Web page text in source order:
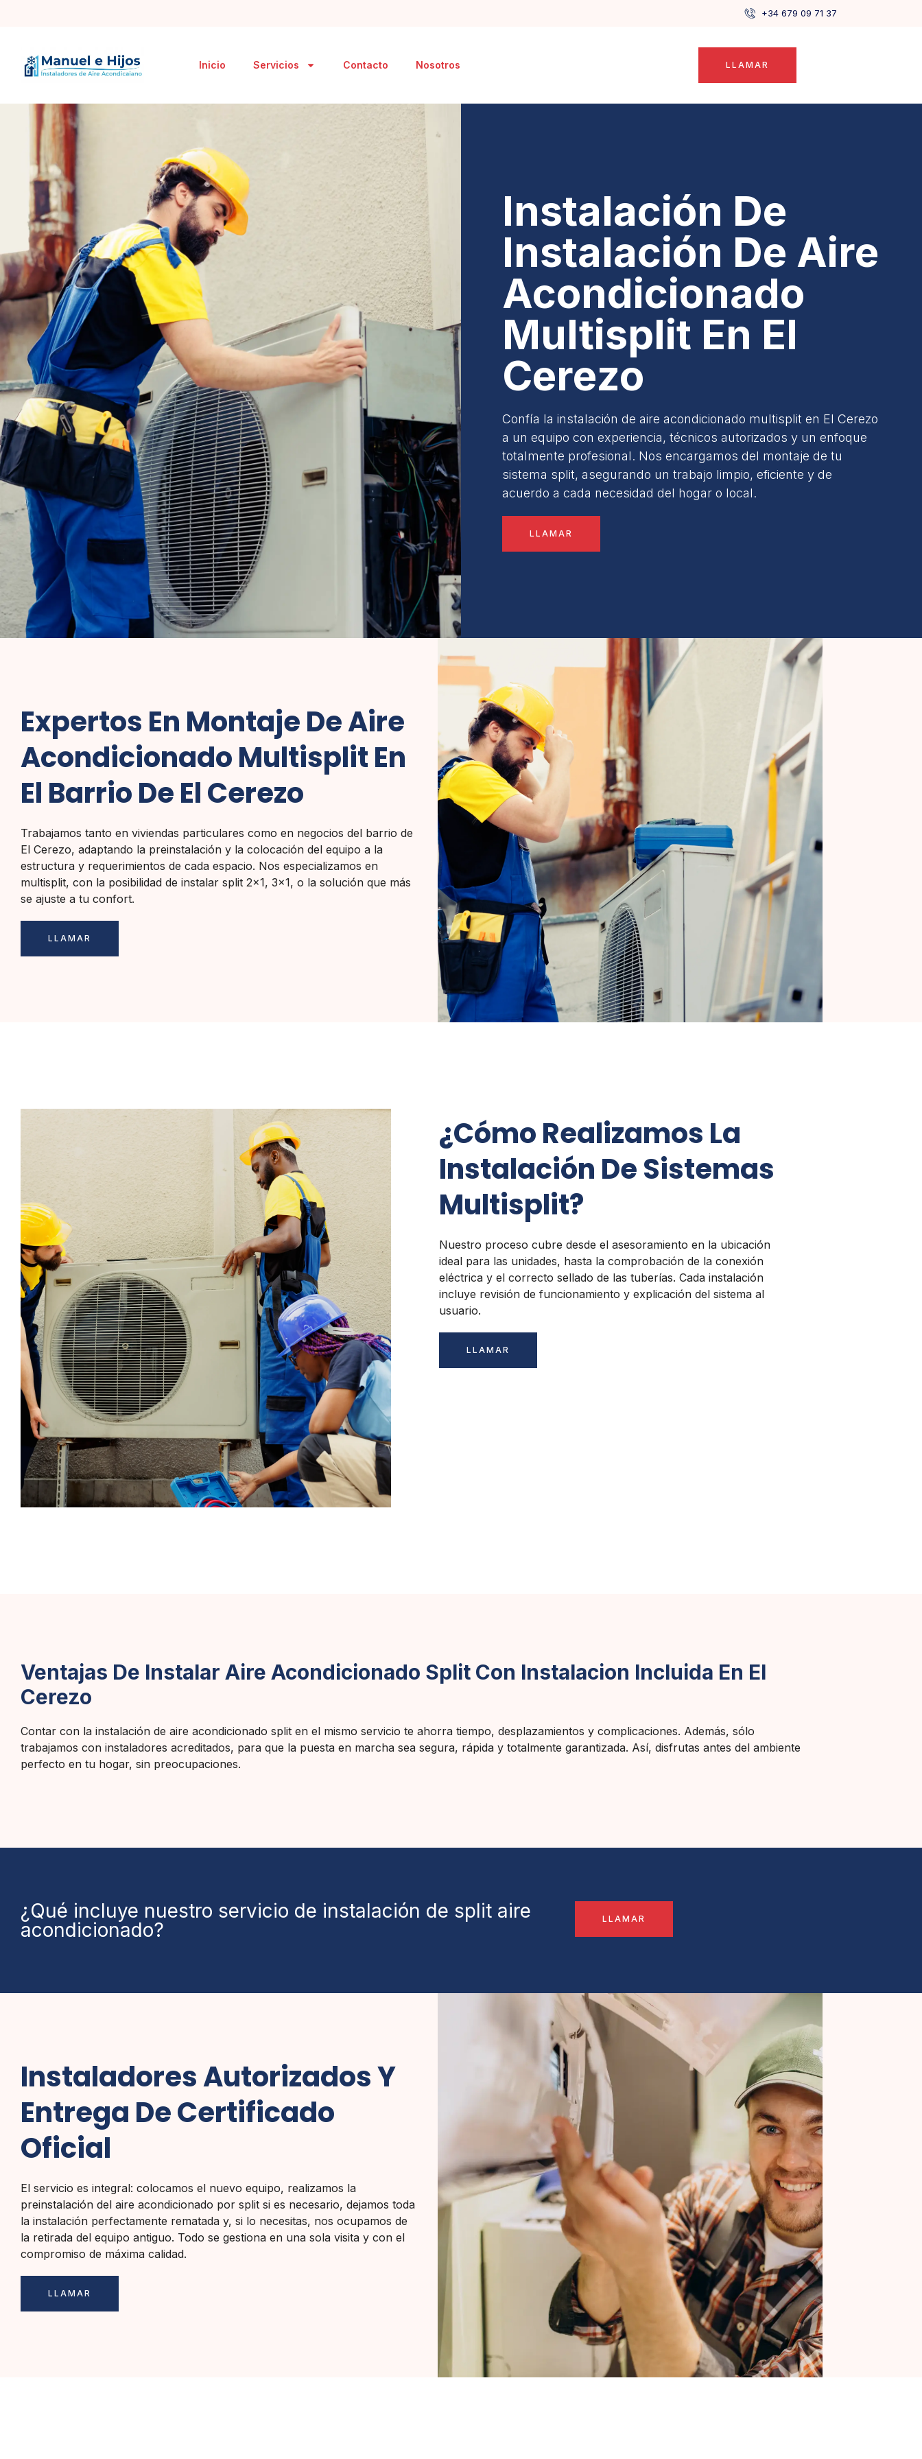
+34 679 09 71 37
Inicio Servicios Contacto Nosotros LLAMAR
Instalación De
Instalación De Aire
Acondicionado
Multisplit En El
Cerezo
Confía la instalación de aire acondicionado multisplit en El Cerezo
a un equipo con experiencia, técnicos autorizados y un enfoque
totalmente profesional. Nos encargamos del montaje de tu
sistema split, asegurando un trabajo limpio, eficiente y de
acuerdo a cada necesidad del hogar o local.
LLAMAR
Expertos En Montaje De Aire
Acondicionado Multisplit En
El Barrio De El Cerezo
Trabajamos tanto en viviendas particulares como en negocios del barrio de
El Cerezo, adaptando la preinstalación y la colocación del equipo a la
estructura y requerimientos de cada espacio. Nos especializamos en
multisplit, con la posibilidad de instalar split 2×1, 3×1, o la solución que más
se ajuste a tu confort.
LLAMAR
¿Cómo Realizamos La
Instalación De Sistemas
Multisplit?
Nuestro proceso cubre desde el asesoramiento en la ubicación
ideal para las unidades, hasta la comprobación de la conexión
eléctrica y el correcto sellado de las tuberías. Cada instalación
incluye revisión de funcionamiento y explicación del sistema al
usuario.
LLAMAR
Ventajas De Instalar Aire Acondicionado Split Con Instalacion Incluida En El
Cerezo
Contar con la instalación de aire acondicionado split en el mismo servicio te ahorra tiempo, desplazamientos y complicaciones. Además, sólo
trabajamos con instaladores acreditados, para que la puesta en marcha sea segura, rápida y totalmente garantizada. Así, disfrutas antes del ambiente
perfecto en tu hogar, sin preocupaciones.
¿Qué incluye nuestro servicio de instalación de split aire
acondicionado?
LLAMAR
Instaladores Autorizados Y
Entrega De Certificado
Oficial
El servicio es integral: colocamos el nuevo equipo, realizamos la
preinstalación del aire acondicionado por split si es necesario, dejamos toda
la instalación perfectamente rematada y, si lo necesitas, nos ocupamos de
la retirada del equipo antiguo. Todo se gestiona en una sola visita y con el
compromiso de máxima calidad.
LLAMAR